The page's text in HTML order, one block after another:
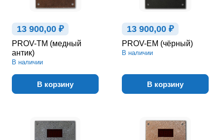
13 900,00 ₽
PROV-TM (медный
антик)
В наличии
В корзину
13 900,00 ₽
PROV-EM (чёрный)
В наличии
В корзину